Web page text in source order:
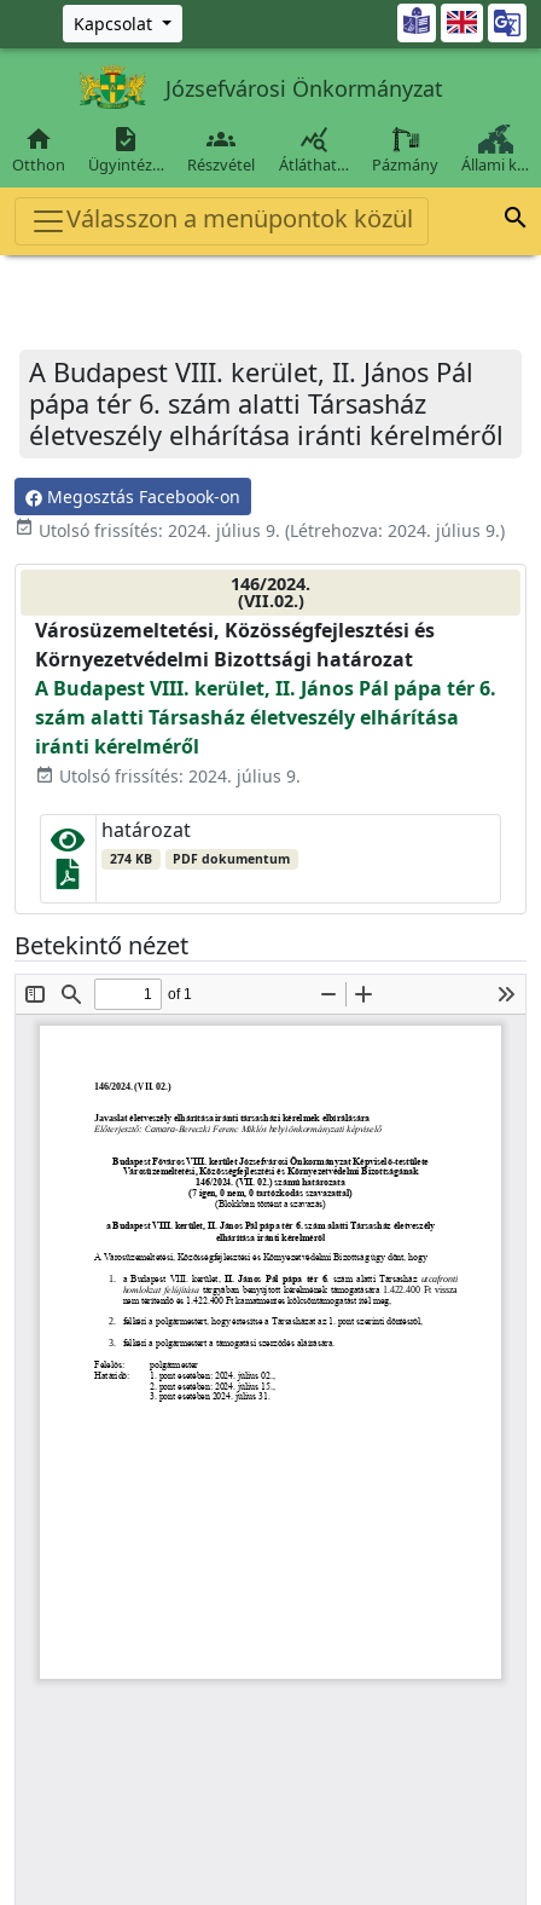
Ugrás a fő tartalomra
Kapcsolat 
Józsefvárosi Önkormányzat

Otthon

Ügyintéz…

Részvétel

Átláthat… Pázmány Állami k…
Válasszon a menüpontok közül 
A Budapest VIII. kerület, II. János Pál
pápa tér 6. szám alatti Társasház
életveszély elhárítása iránti kérelméről
Megosztás Facebook-on
event_available Utolsó frissítés: 2024. július 9. (Létrehozva: 2024. július 9.)
146/2024.
(VII.02.)
Városüzemeltetési, Közösségfejlesztési és
Környezetvédelmi Bizottsági határozat
A Budapest VIII. kerület, II. János Pál pápa tér 6.
szám alatti Társasház életveszély elhárítása
iránti kérelméről
event_available Utolsó frissítés: 2024. július 9.
határozat
274 KB PDF dokumentum
Betekintő nézet